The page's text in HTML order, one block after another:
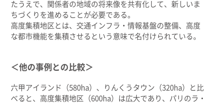
たうえで、関係者の地域の将来像を共有化して、新しいま
ちづくりを進めることが必要である。
高度集積地区とは、交通インフラ・情報基盤の整備、高度
な都市機能を集積させるという意味で名付けられている。
＜他の事例との比較＞
六甲アイランド（580ha）、りんくうタウン（320ha）と比
べると、高度集積地区（600ha）は広大であり、パリのラ・